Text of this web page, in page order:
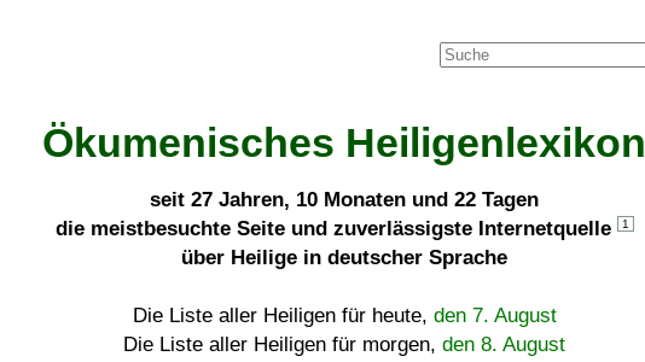
Ökumenisches Heiligenlexikon
seit 27 Jahren, 10 Monaten und 22 Tagen
die meistbesuchte Seite und zuverlässigste Internetquelle
1
über Heilige in deutscher Sprache
Die Liste aller Heiligen für heute, den 7. August
Die Liste aller Heiligen für morgen, den 8. August